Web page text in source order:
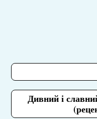
Дивний і